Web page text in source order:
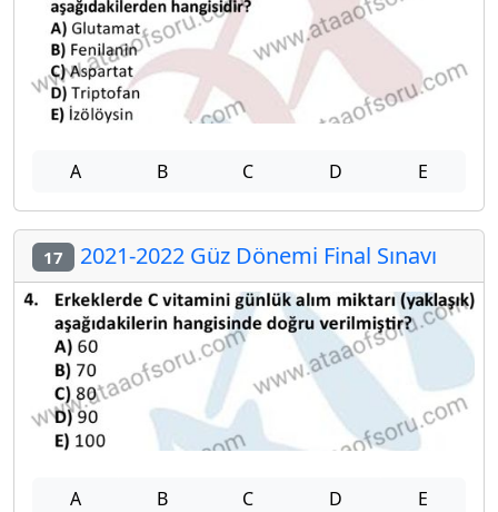
A B C D E
17 2021-2022 Güz Dönemi Final Sınavı
A B C D E